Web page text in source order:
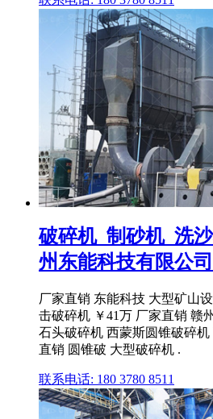
破碎机_制砂机_洗
州东能科技有限公司
厂家直销 东能科技 大型矿山
击破碎机 ￥41万 厂家直销 赣
石头破碎机 西蒙斯圆锥破碎
直销 圆锥破 大型破碎机 .
联系电话: 180 3780 8511